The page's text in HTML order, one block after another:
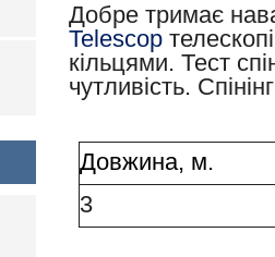
Добре тримає
Telescop
кільцями. Тест
чутливість.
Довжина, м.
3